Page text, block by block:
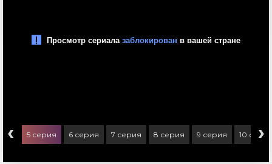
‹ 5 серия 6 серия 7 серия 8 серия 9 серия 10 ›